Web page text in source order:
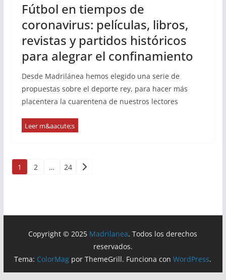
Fútbol en tiempos de
coronavirus: películas, libros,
revistas y partidos históricos
para alegrar el confinamiento
Desde Madrilánea hemos elegido una serie de
propuestas sobre el deporte rey, para hacer más
placentera la cuarentena de nuestros lectores
Paginación
entradas
1 2 … 24
Copyright © 2025 Madrilanea. Todos los derechos
reservados.
Tema: ColorMag por ThemeGrill. Funciona conWordPress.